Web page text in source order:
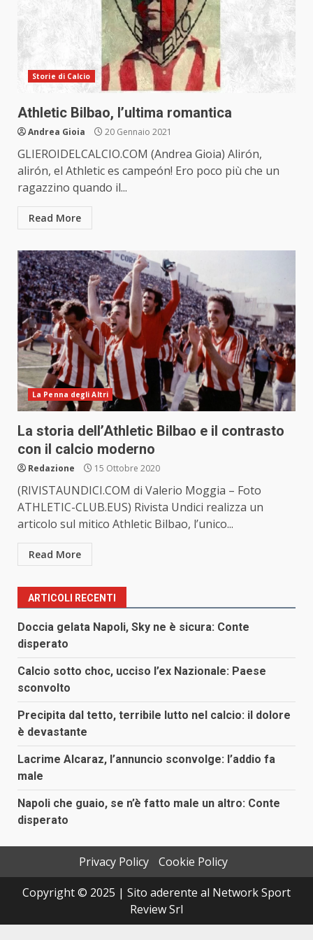
Storie di Calcio
Athletic Bilbao, l’ultima romantica
Andrea Gioia 20 Gennaio 2021
GLIEROIDELCALCIO.COM (Andrea Gioia) Alirón,
alirón, el Athletic es campeón! Ero poco più che un
ragazzino quando il...
Read More
La Penna degli Altri
La storia dell’Athletic Bilbao e il contrasto
con il calcio moderno
Redazione 15 Ottobre 2020
(RIVISTAUNDICI.COM di Valerio Moggia – Foto
ATHLETIC-CLUB.EUS) Rivista Undici realizza un
articolo sul mitico Athletic Bilbao, l’unico...
Read More
ARTICOLI RECENTI
Doccia gelata Napoli, Sky ne è sicura: Conte
disperato
Calcio sotto choc, ucciso l’ex Nazionale: Paese
sconvolto
Precipita dal tetto, terribile lutto nel calcio: il dolore
è devastante
Lacrime Alcaraz, l’annuncio sconvolge: l’addio fa
male
Napoli che guaio, se n’è fatto male un altro: Conte
disperato
Privacy Policy
Cookie Policy
Copyright © 2025 | Sito aderente al Network Sport
Review Srl